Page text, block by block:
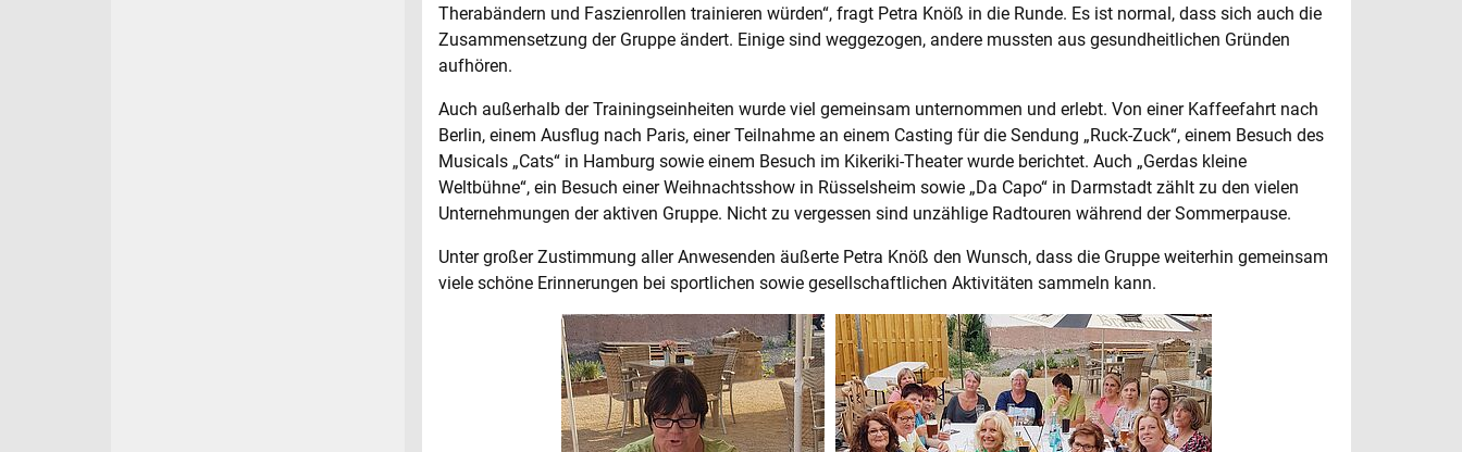
Therabändern und Faszienrollen trainieren würden“, fragt Petra Knöß in die Runde. Es ist normal, dass sich auch die
Zusammensetzung der Gruppe ändert. Einige sind weggezogen, andere mussten aus gesundheitlichen Gründen
aufhören.
Auch außerhalb der Trainingseinheiten wurde viel gemeinsam unternommen und erlebt. Von einer Kaffeefahrt nach
Berlin, einem Ausflug nach Paris, einer Teilnahme an einem Casting für die Sendung „Ruck-Zuck“, einem Besuch des
Musicals „Cats“ in Hamburg sowie einem Besuch im Kikeriki-Theater wurde berichtet. Auch „Gerdas kleine
Weltbühne“, ein Besuch einer Weihnachtsshow in Rüsselsheim sowie „Da Capo“ in Darmstadt zählt zu den vielen
Unternehmungen der aktiven Gruppe. Nicht zu vergessen sind unzählige Radtouren während der Sommerpause.
Unter großer Zustimmung aller Anwesenden äußerte Petra Knöß den Wunsch, dass die Gruppe weiterhin gemeinsam
viele schöne Erinnerungen bei sportlichen sowie gesellschaftlichen Aktivitäten sammeln kann.